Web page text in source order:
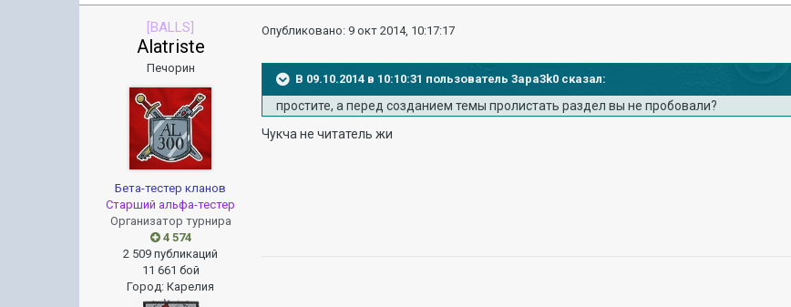
[BALLS]
Alatriste
Печорин
Бета-тестер кланов
Старший альфа-тестер
Организатор турнира
4 574
2 509 публикаций
11 661 бой
Город:Карелия
Опубликовано: 9 окт 2014, 10:17:17
В 09.10.2014 в 10:10:31 пользователь 3apa3k0 сказал:
простите, а перед созданием темы пролистать раздел вы не пробовали?
Чукча не читатель жи